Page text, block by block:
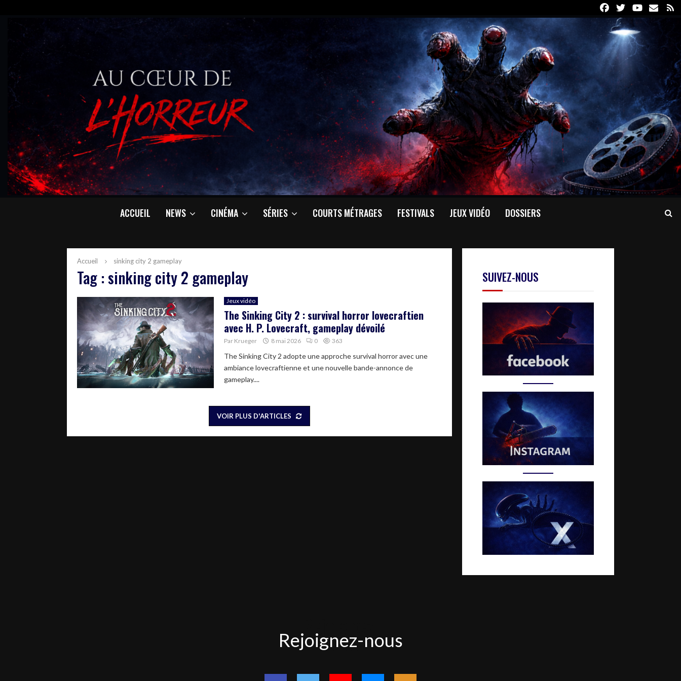
FacebookTwitterYoutube
Email
ACCUEIL NEWS CINÉMA SÉRIES COURTS MÉTRAGES FESTIVALS JEUX VIDÉO DOSSIERS
Accueil sinking city 2 gameplay
Tag : sinking city 2 gameplay
Jeux vidéo
The Sinking City 2 : survival horror lovecraftien
avec H. P. Lovecraft, gameplay dévoilé
Par Krueger 8 mai 2026 0 363
The Sinking City 2 adopte une approche survival horror avec une
ambiance lovecraftienne et une nouvelle bande-annonce de
gameplay....
VOIR PLUS D'ARTICLES
SUIVEZ-NOUS
nous
Rejoignez-nous